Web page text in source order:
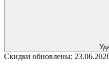
Скидки обновлены: